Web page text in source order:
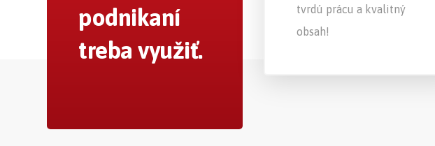
podnikaní
treba využiť.
tvrdú prácu a kvalitný
obsah!